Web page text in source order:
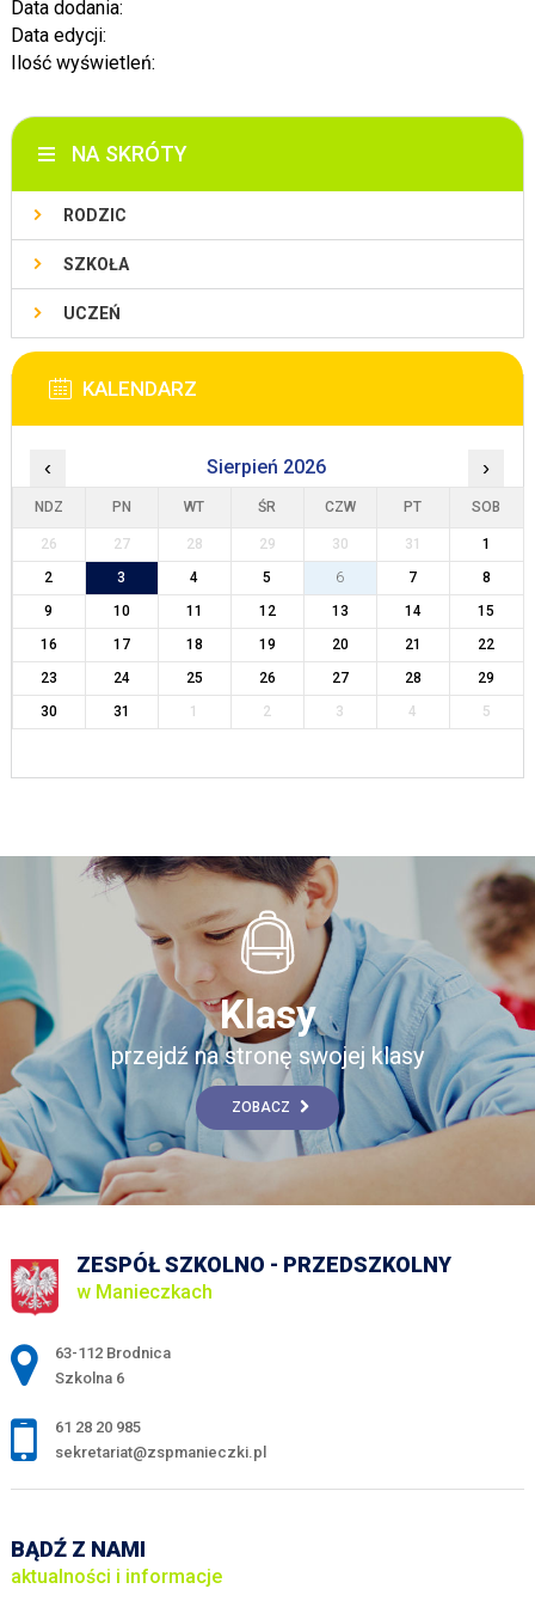
Data dodania:
Data edycji:
Ilość wyświetleń:
NA SKRÓTY
RODZIC
SZKOŁA
UCZEŃ
KALENDARZ
‹ Sierpień 2026 ›
NDZ PN WT ŚR CZW PT SOB
26 27 28 29 30 31
1
2
3 4 5 6 7
8
9
10 11 12 13 14
15
16
17 18 19 20 21
22
23
24 25 26 27 28
29
30
31 1 2 3 4 5
Klasy
przejdź na stronę swojej klasy
ZOBACZ
ZESPÓŁ SZKOLNO - PRZEDSZKOLNY
w Manieczkach
Adres pocztowy:
63-112 Brodnica
Szkolna 6
61 28 20 985
sekretariat@zspmanieczki.pl
BĄDŹ Z NAMI
aktualności i informacje